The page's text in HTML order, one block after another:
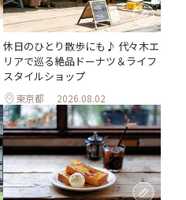
休日のひとり散歩にも♪ 代々木エ
リアで巡る絶品ドーナツ＆ライフ
スタイルショップ
東京都 2026.08.02